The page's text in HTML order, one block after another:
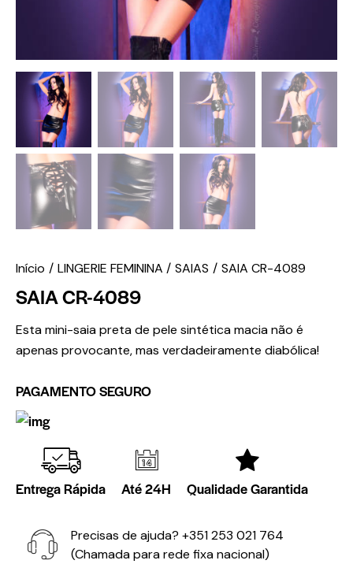
Início LINGERIE FEMININA SAIAS SAIA CR-4089
SAIA CR-4089
Esta mini-saia preta de pele sintética macia não é
apenas provocante, mas verdadeiramente diabólica!
PAGAMENTO SEGURO
Entrega Rápida Até 24H Qualidade Garantida
Precisas de ajuda? +351 253 021 764
(Chamada para rede fixa nacional)